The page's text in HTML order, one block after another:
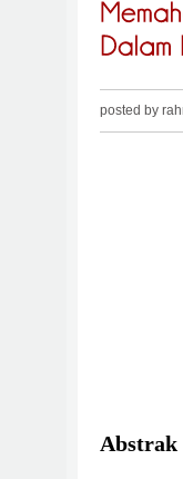
posted by
Abstrak